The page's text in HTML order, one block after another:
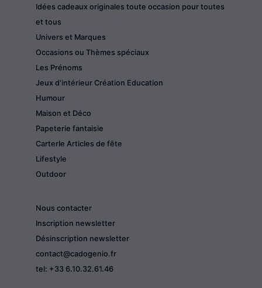
Idées cadeaux originales toute occasion pour toutes
et tous
Univers et Marques
Occasions ou Thèmes spéciaux
Les Prénoms
Jeux d'intérieur Création Education
Humour
Maison et Déco
Papeterie fantaisie
CarterIe Articles de fête
Lifestyle
Outdoor
Nous contacter
Inscription newsletter
Désinscription newsletter
contact@cadogenio.fr
tel: +33 6.10.32.61.46